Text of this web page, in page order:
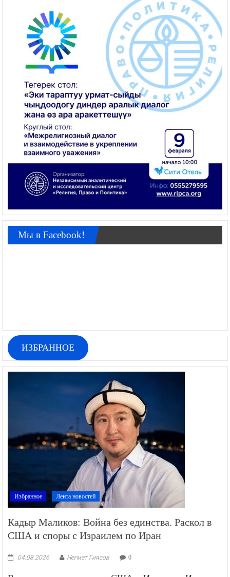
Мы в Facebook!
ИЗБРАННОЕ
Избранное Лента новостей
Кадыр Маликов: Война без единства. Раскол в
США и споры с Израилем по Иран
04.08.2026 Негмат Гиясов 0